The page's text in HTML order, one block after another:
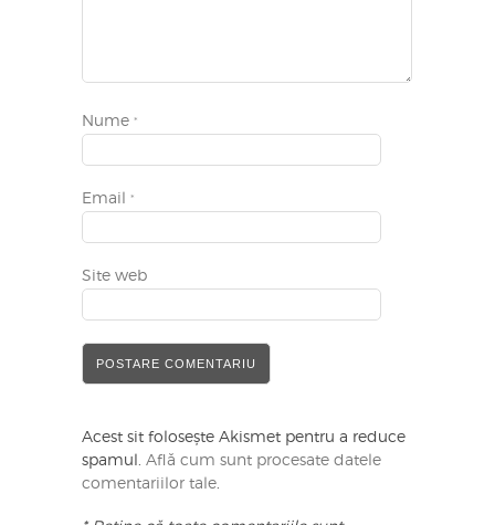
Nume *
Email *
Site web
Acest sit folosește Akismet pentru a reduce
spamul. Află cum sunt procesate datele
comentariilor tale.